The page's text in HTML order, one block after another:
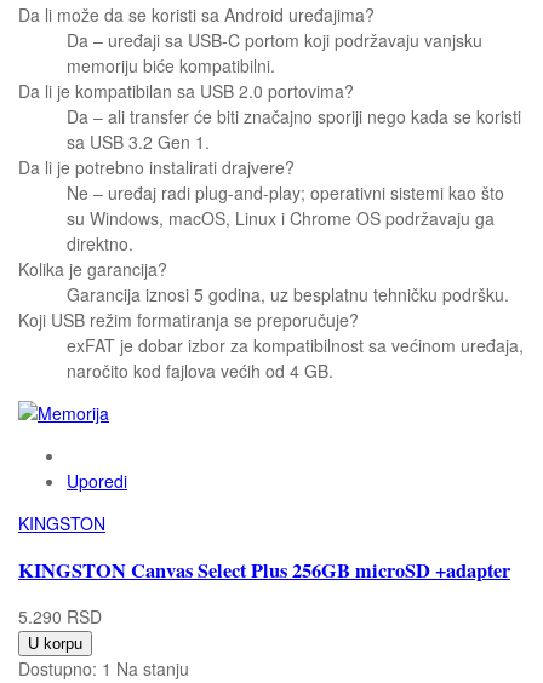
Da li može da se koristi sa Android uređajima?
Da – uređaji sa USB-C portom koji podržavaju vanjsku
memoriju biće kompatibilni.
Da li je kompatibilan sa USB 2.0 portovima?
Da – ali transfer će biti značajno sporiji nego kada se koristi
sa USB 3.2 Gen 1.
Da li je potrebno instalirati drajvere?
Ne – uređaj radi plug-and-play; operativni sistemi kao što
su Windows, macOS, Linux i Chrome OS podržavaju ga
direktno.
Kolika je garancija?
Garancija iznosi 5 godina, uz besplatnu tehničku podršku.
Koji USB režim formatiranja se preporučuje?
exFAT je dobar izbor za kompatibilnost sa većinom uređaja,
naročito kod fajlova većih od 4 GB.
Uporedi
KINGSTON
KINGSTON Canvas Select Plus 256GB microSD +adapter
5.290 RSD
U korpu
Dostupno: 1 Na stanju